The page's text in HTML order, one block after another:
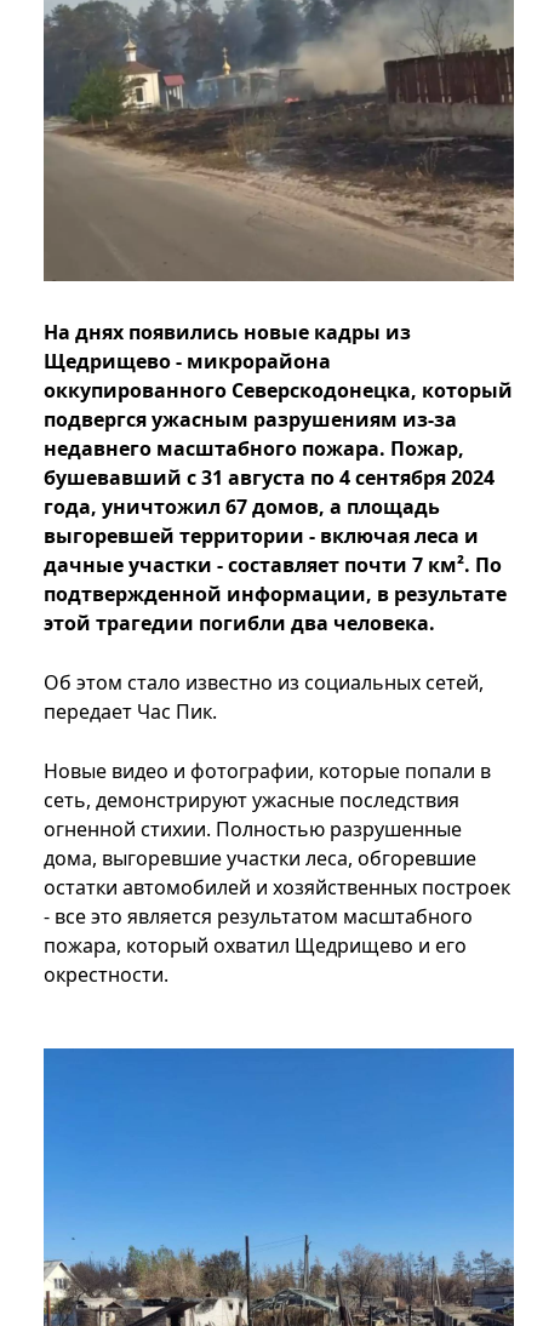
На днях появились новые кадры из
Щедрищево - микрорайона
оккупированного Северскодонецка, который
подвергся ужасным разрушениям из-за
недавнего масштабного пожара. Пожар,
бушевавший с 31 августа по 4 сентября 2024
года, уничтожил 67 домов, а площадь
выгоревшей территории - включая леса и
дачные участки - составляет почти 7 км². По
подтвержденной информации, в результате
этой трагедии погибли два человека.
Об этом стало известно из социальных сетей,
передает Час Пик.
Новые видео и фотографии, которые попали в
сеть, демонстрируют ужасные последствия
огненной стихии. Полностью разрушенные
дома, выгоревшие участки леса, обгоревшие
остатки автомобилей и хозяйственных построек
- все это является результатом масштабного
пожара, который охватил Щедрищево и его
окрестности.